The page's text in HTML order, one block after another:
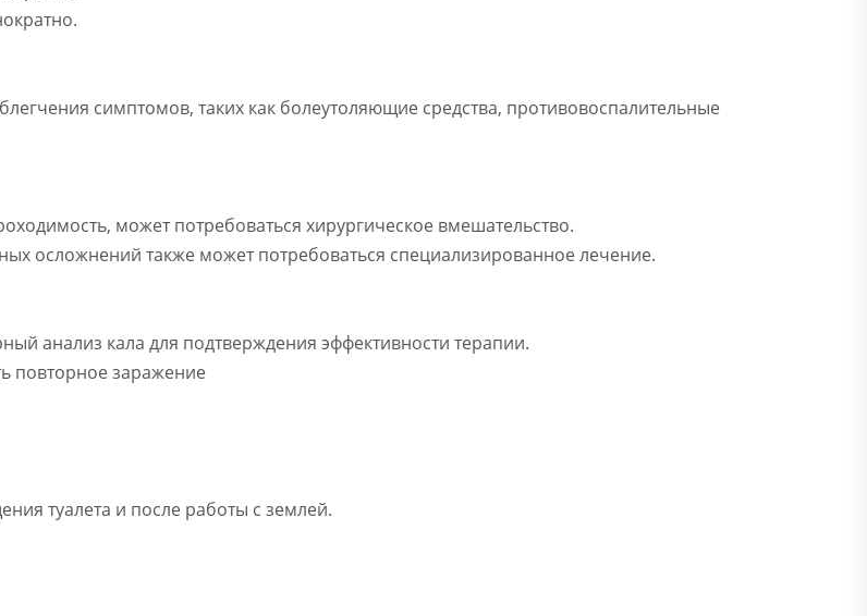
симптомов, таких как болеутоляющие средства, противовоспалительные
может потребоваться хирургическое вмешательство.
осложнений также может потребоваться специализированное лечение.
анализ кала для подтверждения эффективности терапии.
повторное заражение
туалета и после работы с землей.